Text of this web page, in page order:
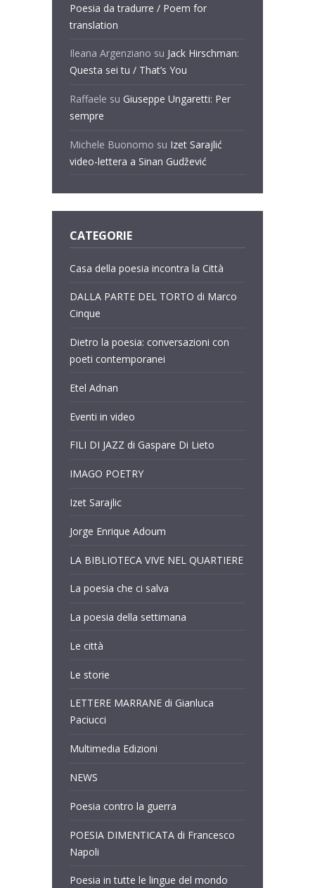
Poesia da tradurre / Poem for
translation
Ileana Argenziano su Jack Hirschman:
Questa sei tu / That’s You
Raffaele su Giuseppe Ungaretti: Per
sempre
Michele Buonomo su Izet Sarajlić
video-lettera a Sinan Gudžević
CATEGORIE
Casa della poesia incontra la Città
DALLA PARTE DEL TORTO di Marco
Cinque
Dietro la poesia: conversazioni con
poeti contemporanei
Etel Adnan
Eventi in video
FILI DI JAZZ di Gaspare Di Lieto
IMAGO POETRY
Izet Sarajlic
Jorge Enrique Adoum
LA BIBLIOTECA VIVE NEL QUARTIERE
La poesia che ci salva
La poesia della settimana
Le città
Le storie
LETTERE MARRANE di Gianluca
Paciucci
Multimedia Edizioni
NEWS
Poesia contro la guerra
POESIA DIMENTICATA di Francesco
Napoli
Poesia in tutte le lingue del mondo